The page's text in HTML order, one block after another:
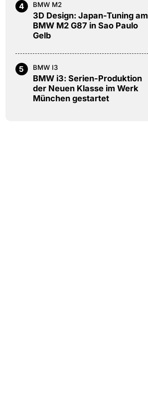
4 BMW M2
3D Design: Japan-Tuning am
BMW M2 G87 in Sao Paulo
Gelb
5 BMW I3
BMW i3: Serien-Produktion
der Neuen Klasse im Werk
München gestartet